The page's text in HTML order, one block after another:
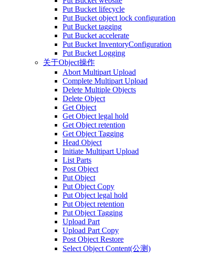
Put Bucket lifecycle
Put Bucket object lock configuration
Put Bucket tagging
Put Bucket accelerate
Put Bucket InventoryConfiguration
Put Bucket Logging
关于Object操作
Abort Multipart Upload
Complete Multipart Upload
Delete Multiple Objects
Delete Object
Get Object
Get Object legal hold
Get Object retention
Get Object Tagging
Head Object
Initiate Multipart Upload
List Parts
Post Object
Put Object
Put Object Copy
Put Object legal hold
Put Object retention
Put Object Tagging
Upload Part
Upload Part Copy
Post Object Restore
Select Object Content(公测)